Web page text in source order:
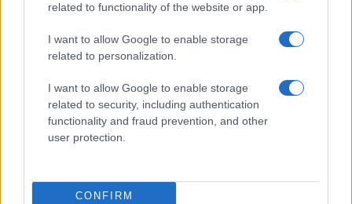
related to functionality of the website or app.
I want to allow Google to enable storage
related to personalization.
I want to allow Google to enable storage
related to security, including authentication
functionality and fraud prevention, and other
user protection.
CONFIRM